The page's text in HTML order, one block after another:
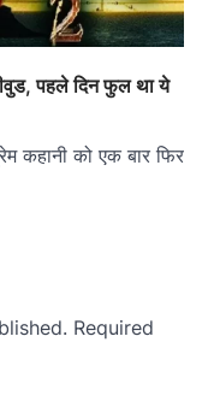
पहले दिन फुल था ये
कहानी को एक बार फिर
Required